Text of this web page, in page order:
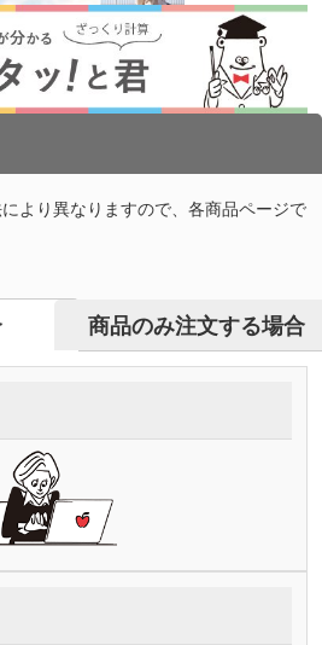
より異なりますので、各商品ページで
商品のみ注文する場合